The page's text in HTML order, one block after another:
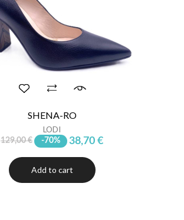
SHENA-RO
LODI
129,00 € -70% 38,70 €
Add to cart